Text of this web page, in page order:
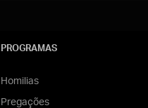
PROGRAMAS
Homilias
Pregações